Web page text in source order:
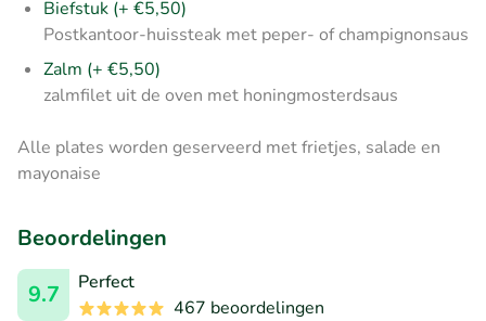
Biefstuk (+ €5,50)
Postkantoor-huissteak met peper- of champignonsaus
Zalm (+ €5,50)
zalmfilet uit de oven met honingmosterdsaus
Alle plates worden geserveerd met frietjes, salade en
mayonaise
Beoordelingen
9.7
Perfect
467 beoordelingen